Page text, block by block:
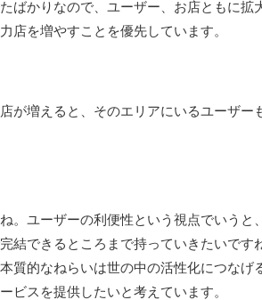
ばかりなので、ユーザー、お店ともに拡
店を増やすことを優先しています。
が増えると、そのエリアにいるユーザー
。ユーザーの利便性という視点でいうと
結できるところまで持っていきたいです
質的なねらいは世の中の活性化につなげ
ビスを提供したいと考えています。